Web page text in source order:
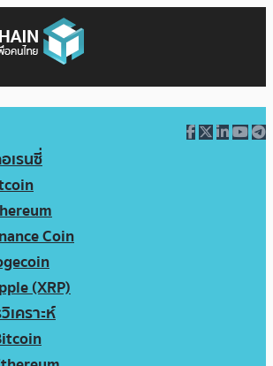
เรนซี่
Coin
(XRP)
เคราะห์